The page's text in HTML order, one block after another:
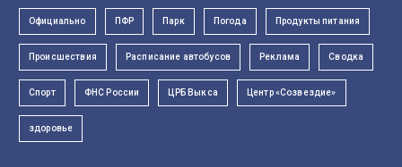
Официально ПФР Парк Погода Продукты питания
Происшествия Расписание автобусов Реклама Сводка
Спорт ФНС России ЦРБ Выкса Центр «Созвездие»
здоровье